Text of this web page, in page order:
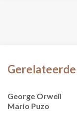
George Orwell
Mario Puzo